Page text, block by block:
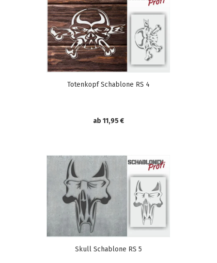
Totenkopf Schablone RS 4
ab 11,95 €
Skull Schablone RS 5